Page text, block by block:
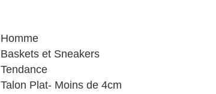
Homme
Baskets et Sneakers
Tendance
Talon Plat- Moins de 4cm